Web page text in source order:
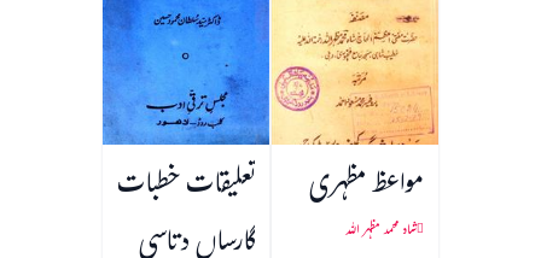
مواعظ مظہری
شاہ محمد مظہر اللہ
تعلیقات خطبات